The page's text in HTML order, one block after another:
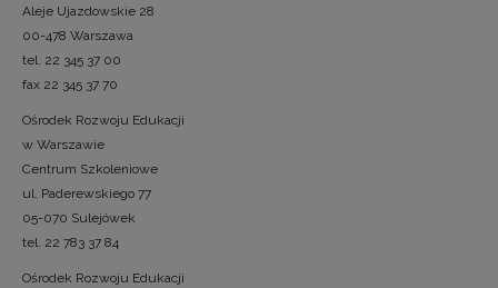
Aleje Ujazdowskie 28
00-478 Warszawa
tel. 22 345 37 00
fax 22 345 37 70
Ośrodek Rozwoju Edukacji
w Warszawie
Centrum Szkoleniowe
ul. Paderewskiego 77
05-070 Sulejówek
tel. 22 783 37 84
Ośrodek Rozwoju Edukacji